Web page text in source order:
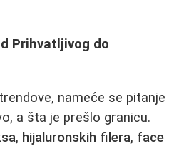
Prihvatljivog do
nameće se pitanje
a šta je prešlo granicu.
, hijaluronskih filera, face